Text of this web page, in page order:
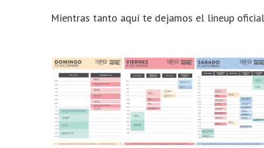
Mientras tanto aquí te dejamos el lineup